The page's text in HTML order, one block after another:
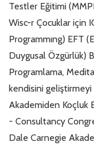
Testler Eğitimi
Wisc-r Çocuklar için
Programmıng) EFT
Duygusal Özgürlük)
Programlama,
kendisini
Akademiden Koçluk
- Consultancy
Dale Carnegie